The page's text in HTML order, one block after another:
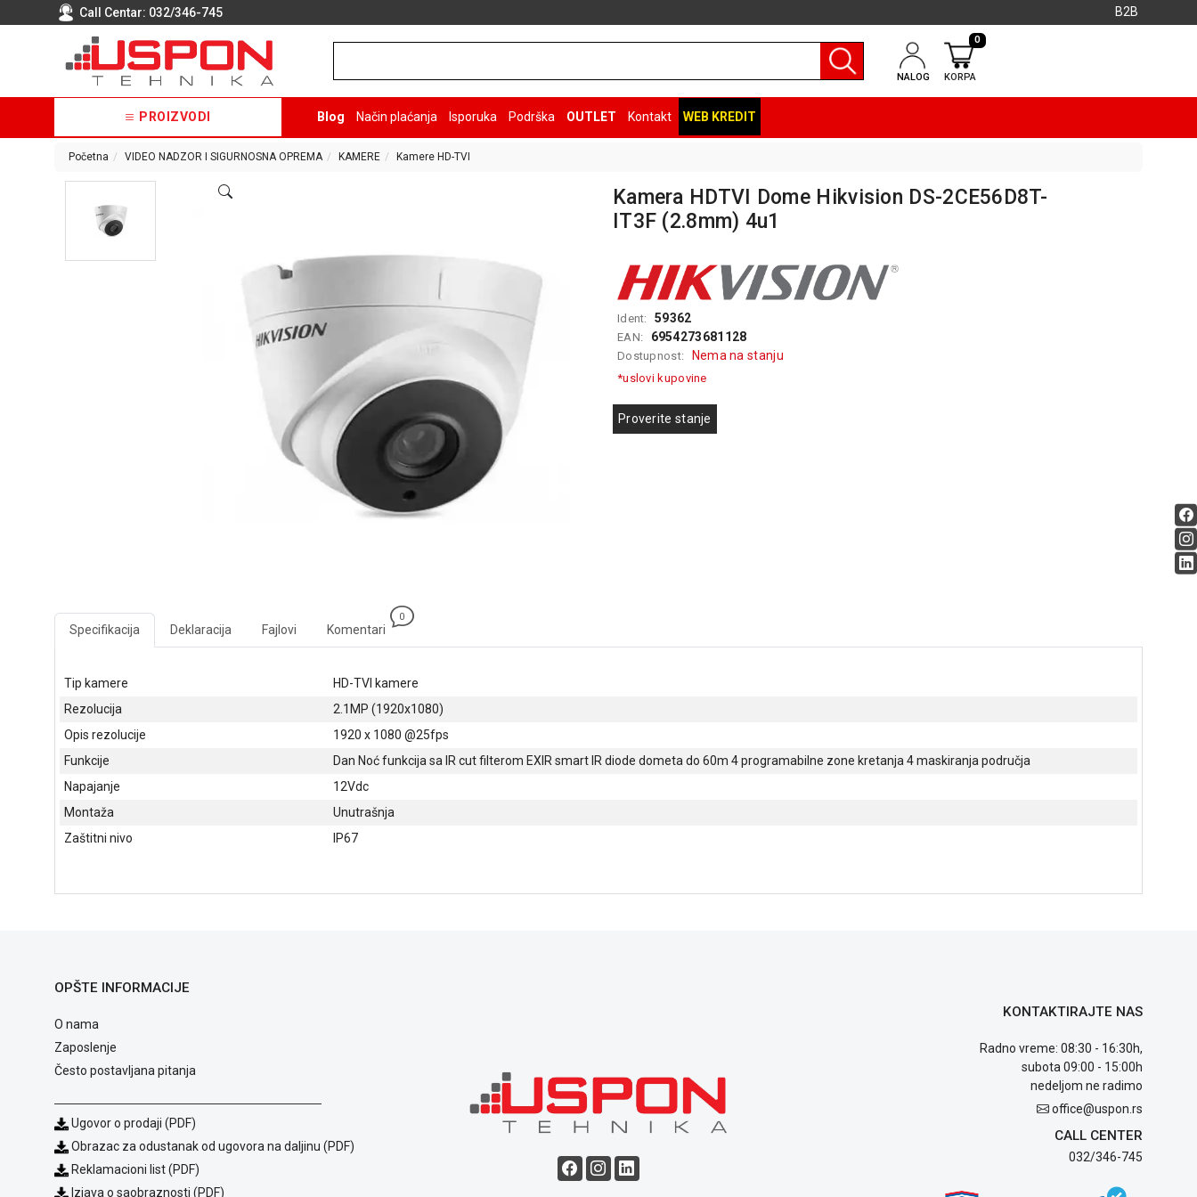
Call Centar: 032/346-745 B2B
NALOG KORPA
0
PROIZVODI Blog Način plaćanja Isporuka Podrška OUTLET Kontakt WEB KREDIT
Početna VIDEO NADZOR I SIGURNOSNA OPREMA KAMERE Kamere HD-TVI
Kamera HDTVI Dome Hikvision DS-2CE56D8T-
IT3F (2.8mm) 4u1
Ident: 59362
EAN: 6954273681128
Dostupnost: Nema na stanju
*uslovi kupovine
Proverite stanje
Specifikacija Deklaracija Fajlovi Komentari
0
Tip kamere
HD-TVI kamere
Rezolucija
2.1MP (1920x1080)
Opis rezolucije
1920 x 1080 @25fps
Funkcije
Dan Noć funkcija sa IR cut filterom EXIR smart IR diode dometa do 60m 4 programabilne zone kretanja 4 maskiranja područja
Napajanje
12Vdc
Montaža
Unutrašnja
Zaštitni nivo
IP67
OPŠTE INFORMACIJE
O nama
Zaposlenje
Često postavljana pitanja
Ugovor o prodaji (PDF)
Obrazac za odustanak od ugovora na daljinu (PDF)
Reklamacioni list (PDF)
Izjava o saobraznosti (PDF)
KONTAKTIRAJTE NAS
Radno vreme: 08:30 - 16:30h,
subota 09:00 - 15:00h
nedeljom ne radimo
office@uspon.rs
CALL CENTER
032/346-745